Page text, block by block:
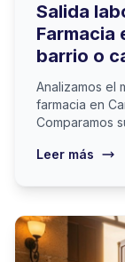
Salida
Farmacia
barrio o
Analizamos el
farmacia en
Comparamos
Leer más